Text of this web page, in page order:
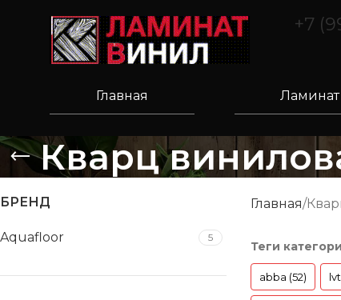
+7
Главная Ламинат
Кварц
БРЕНД
Aquafloor 5
Главная
Теги
abba (52)